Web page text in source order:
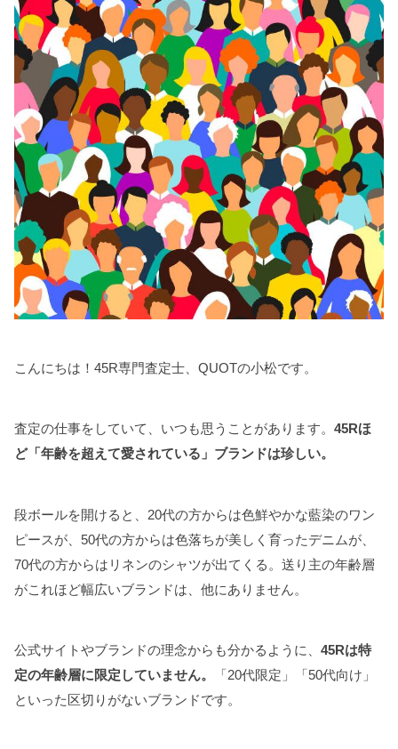
こんにちは！45R専門査定士、QUOTの小松です。
査定の仕事をしていて、いつも思うことがあります。 45Rほ
ど「年齢を超えて愛されている」ブランドは珍しい。
段ボールを開けると、20代の方からは色鮮やかな藍染のワン
ピースが、50代の方からは色落ちが美しく育ったデニムが、
70代の方からはリネンのシャツが出てくる。送り主の年齢層
がこれほど幅広いブランドは、他にありません。
公式サイトやブランドの理念からも分かるように、 45Rは特
定の年齢層に限定していません。
「20代限定」「50代向け」
といった区切りがないブランドです。